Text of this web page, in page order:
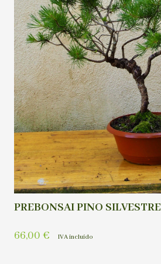
PREBONSAI PINO SILVESTRE
66,00 € IVA incluído